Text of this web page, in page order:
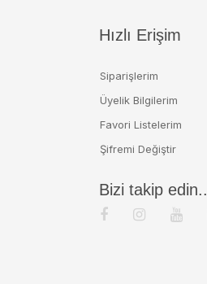
Hızlı Erişim
Siparişlerim
Üyelik Bilgilerim
Favori Listelerim
Şifremi Değiştir
Bizi takip edin..